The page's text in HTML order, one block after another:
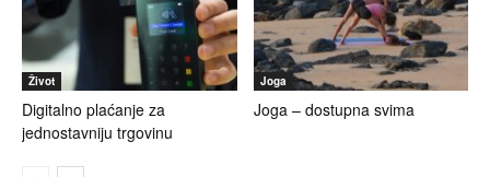
Život
Digitalno plaćanje za
jednostavniju trgovinu
Joga
Joga – dostupna svima